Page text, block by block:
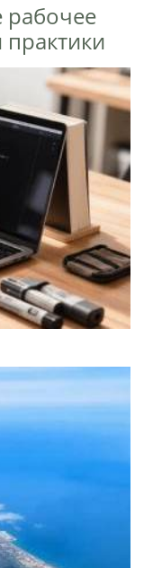
рабочее